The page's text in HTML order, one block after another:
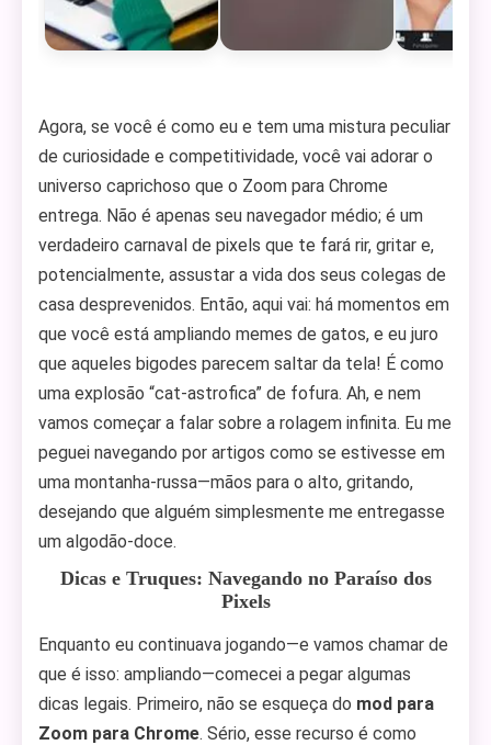
Agora, se você é como eu e tem uma mistura peculiar
de curiosidade e competitividade, você vai adorar o
universo caprichoso que o Zoom para Chrome
entrega. Não é apenas seu navegador médio; é um
verdadeiro carnaval de pixels que te fará rir, gritar e,
potencialmente, assustar a vida dos seus colegas de
casa desprevenidos. Então, aqui vai: há momentos em
que você está ampliando memes de gatos, e eu juro
que aqueles bigodes parecem saltar da tela! É como
uma explosão “cat-astrofica” de fofura. Ah, e nem
vamos começar a falar sobre a rolagem infinita. Eu me
peguei navegando por artigos como se estivesse em
uma montanha-russa—mãos para o alto, gritando,
desejando que alguém simplesmente me entregasse
um algodão-doce.
Dicas e Truques: Navegando no Paraíso dos
Pixels
Enquanto eu continuava jogando—e vamos chamar de
que é isso: ampliando—comecei a pegar algumas
dicas legais. Primeiro, não se esqueça do mod para
Zoom para Chrome. Sério, esse recurso é como